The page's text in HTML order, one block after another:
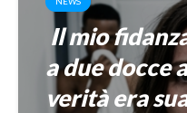
Il mio
a due docce
verità era